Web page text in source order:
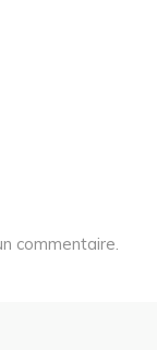
commentaire.